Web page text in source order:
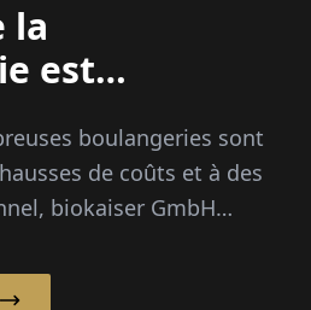
la
est
boulangeries sont
de coûts et à des
biokaiser GmbH
Fon